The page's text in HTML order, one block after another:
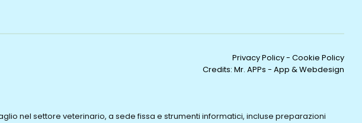
Privacy Policy- Cookie Policy
Credits: Mr. APPs - App & Webdesign
nel settore veterinario, a sede fissa e strumenti informatici, incluse preparazioni